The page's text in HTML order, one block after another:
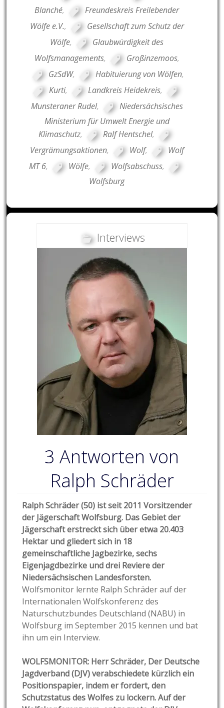
Blanché,
Freundeskreis Freilebender
Wölfe e.V.,
Gesellschaft zum Schutz der
Wölfe,
Glaubwürdigkeit des
Wolfsmanagements, Großinzemoos,
GzSdW, Habituierung von Wölfen,
Kurti, Landkreis Heidekreis,
Munsteraner Rudel,
Niedersächsisches
Ministerium für Umwelt Energie und
Klimaschutz, Ralf Hentschel,
Vergrämungsaktionen, Wolf,
Wolf
MT 6, Wölfe, Wolfsabschuss,
Wolfsburg
Interviews
3 Antworten von
Ralph Schräder
Ralph Schräder (50) ist seit 2011 Vorsitzender
der Jägerschaft Wolfsburg. Das Gebiet der
Jägerschaft erstreckt sich über etwa 20.403
Hektar und gliedert sich in 18
gemeinschaftliche Jagbezirke, sechs
Eigenjagdbezirke und drei Reviere der
Niedersächsischen Landesforsten.
Wolfsmonitor lernte Ralph Schräder auf der
Internationalen Wolfskonferenz des
Naturschutzbundes Deutschland (NABU) in
Wolfsburg im September 2015 kennen und bat
ihn um ein Interview.
WOLFSMONITOR: Herr Schräder, Der Deutsche
Jagdverband (DJV) verabschiedete kürzlich ein
Positionspapier, indem er fordert, den
Schutzstatus des Wolfes zu lockern. Auf der